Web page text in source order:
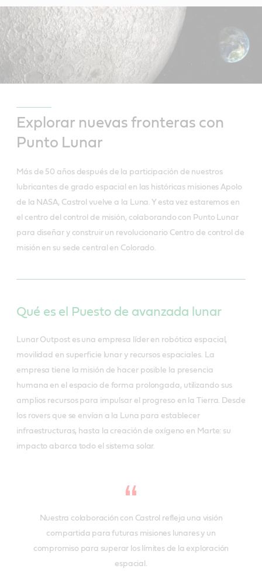
Explorar nuevas fronteras con
Punto Lunar
Más de 50 años después de la participación de nuestros
lubricantes de grado espacial en las históricas misiones Apolo
de la NASA, Castrol vuelve a la Luna. Y esta vez estaremos en
el centro del control de misión, colaborando con Punto Lunar
para diseñar y construir un revolucionario Centro de control de
misión en su sede central en Colorado.
Qué es el Puesto de avanzada lunar
Lunar Outpost es una empresa líder en robótica espacial,
movilidad en superficie lunar y recursos espaciales. La
empresa tiene la misión de hacer posible la presencia
humana en el espacio de forma prolongada, utilizando sus
amplios recursos para impulsar el progreso en la Tierra. Desde
los rovers que se envían a la Luna para establecer
infraestructuras, hasta la creación de oxígeno en Marte: su
impacto abarca todo el sistema solar.
Nuestra colaboración con Castrol refleja una visión
compartida para futuras misiones lunares y un
compromiso para superar los límites de la exploración
espacial.